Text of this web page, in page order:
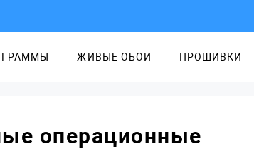
ЖИВЫЕ ОБОИ ПРОШИВКИ
операционные